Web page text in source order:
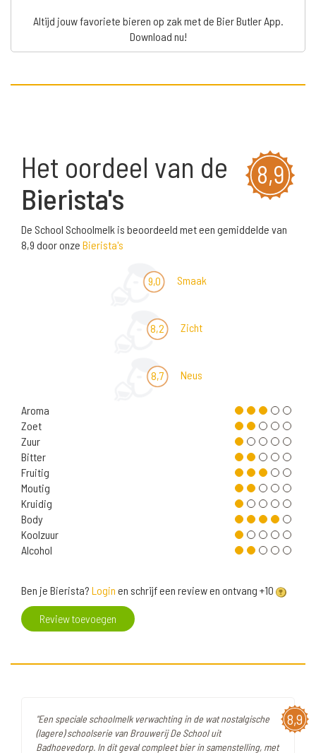
Altijd jouw favoriete bieren op zak met de Bier Butler App.
Download nu!
8,9
Het oordeel van de
Bierista's
De School Schoolmelk is beoordeeld met een gemiddelde van
8,9 door onze Bierista's
9,0 Smaak
8,2 Zicht
8,7 Neus
Aroma
Zoet
Zuur
Bitter
Fruitig
Moutig
Kruidig
Body
Koolzuur
Alcohol
Ben je Bierista? Login en schrijf een review en ontvang +10
Review toevoegen
8,9
"Een speciale schoolmelk verwachting in de wat nostalgische
(lagere) schoolserie van Brouwerij De School uit
Badhoevedorp. In dit geval compleet bier in samenstelling, met